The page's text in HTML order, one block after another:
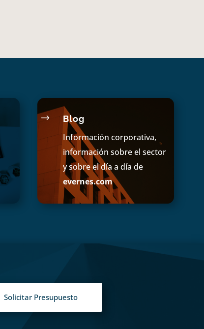
$ Blog
Información corporativa,
información sobre el sector
y sobre el día a día de
evernes.com
Solicitar Presupuesto